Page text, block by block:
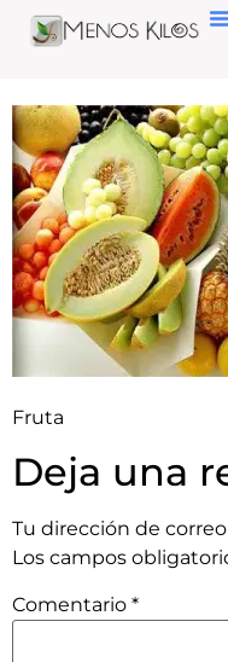
Fruta
Deja una
Tu dirección de
Los campos
Comentario *